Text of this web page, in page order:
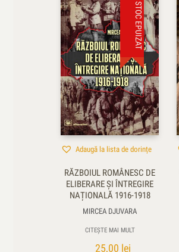
STOC EPUIZAT
Adaugă la lista de dorințe
RĂZBOIUL ROMÂNESC DE
ELIBERARE ȘI ÎNTREGIRE
NAȚIONALĂ 1916-1918
MIRCEA DJUVARA
CITEȘTE MAI MULT
25,00 lei